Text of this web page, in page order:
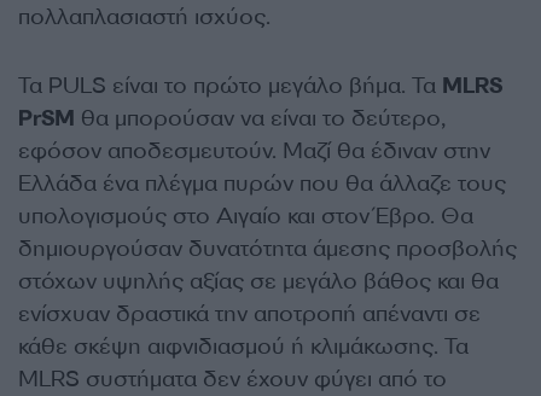
πολλαπλασιαστή ισχύος.
Τα PULS είναι το πρώτο μεγάλο βήμα. Τα MLRS
PrSM θα μπορούσαν να είναι το δεύτερο,
εφόσον αποδεσμευτούν. Μαζί θα έδιναν στην
Ελλάδα ένα πλέγμα πυρών που θα άλλαζε τους
υπολογισμούς στο Αιγαίο και στον Έβρο. Θα
δημιουργούσαν δυνατότητα άμεσης προσβολής
στόχων υψηλής αξίας σε μεγάλο βάθος και θα
ενίσχυαν δραστικά την αποτροπή απέναντι σε
κάθε σκέψη αιφνιδιασμού ή κλιμάκωσης. Τα
MLRS συστήματα δεν έχουν φύγει από το